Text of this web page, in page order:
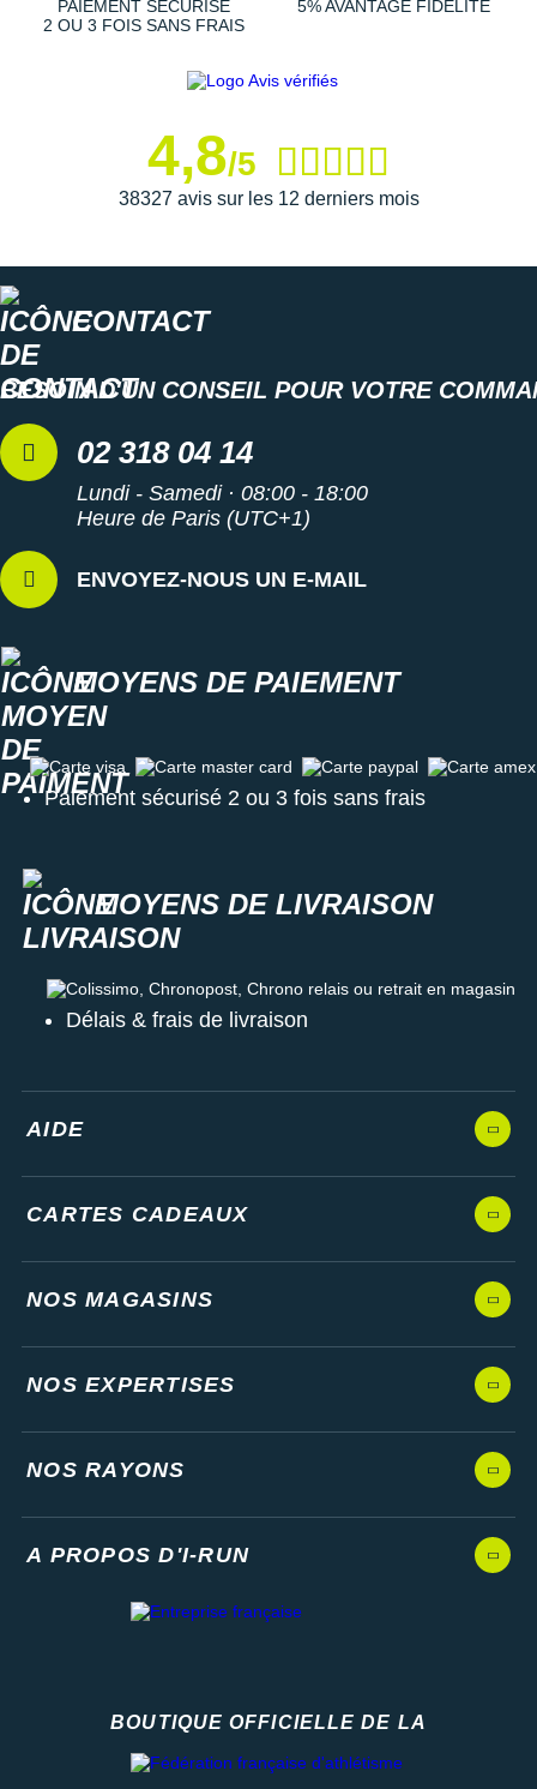
Largeur D : standard
PAIEMENT SÉCURISÉ
2 OU 3 FOIS SANS FRAIS
5% AVANTAGE FIDÉLITÉ
4,8/5
38327 avis sur les 12 derniers mois
CONTACT
BESOIN D'UN CONSEIL POUR VOTRE
02 318 04 14
Lundi - Samedi · 08:00 - 18:00
Heure de Paris (UTC+1)
ENVOYEZ-NOUS UN E-MAIL
MOYENS DE PAIEMENT
Carte visa Carte master card Carte paypal Carte amex
Paiement sécurisé 2 ou 3 fois sans frais
MOYENS DE LIVRAISON
Colissimo, Chronopost, Chrono relais ou retrait en magasin
Délais & frais de livraison
AIDE
CARTES CADEAUX
NOS MAGASINS
NOS EXPERTISES
NOS RAYONS
A PROPOS D'I-RUN
BOUTIQUE OFFICIELLE DE LA